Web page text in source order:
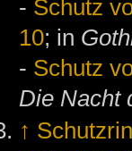
- Schutz
10; in
- Schutz
Die Nacht
↑